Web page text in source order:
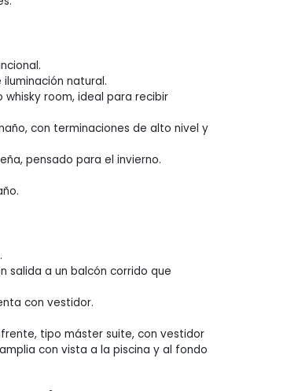
iluminación natural.
whisky room, ideal para recibir
con terminaciones de alto nivel y
pensado para el invierno.
salida a un balcón corrido que
con vestidor.
tipo máster suite, con vestidor
con vista a la piscina y al fondo